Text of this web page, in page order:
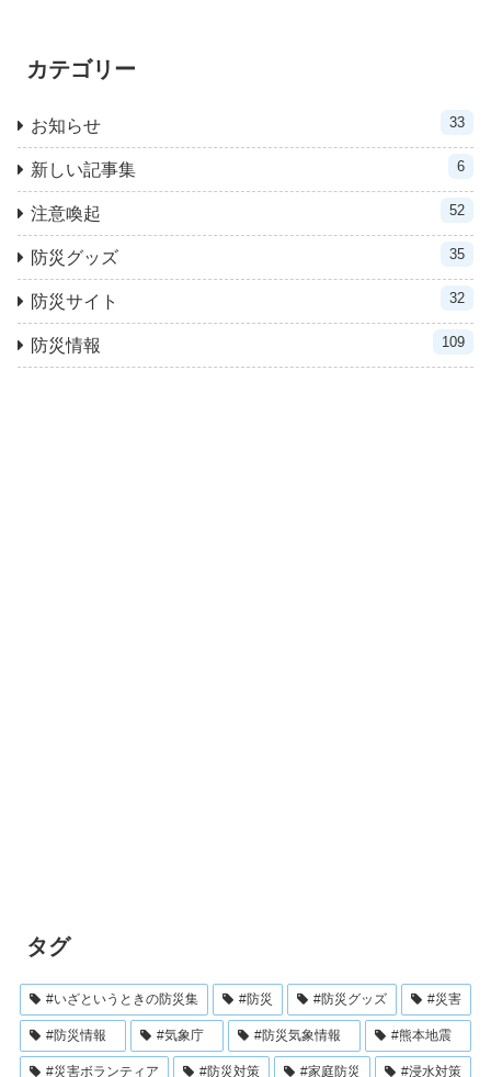
カテゴリー
お知らせ 33
新しい記事集 6
注意喚起 52
防災グッズ 35
防災サイト 32
防災情報 109
タグ
#いざというときの防災集 #防災 #防災グッズ #災害
#防災情報 #気象庁 #防災気象情報 #熊本地震
#災害ボランティア #防災対策 #家庭防災 #浸水対策